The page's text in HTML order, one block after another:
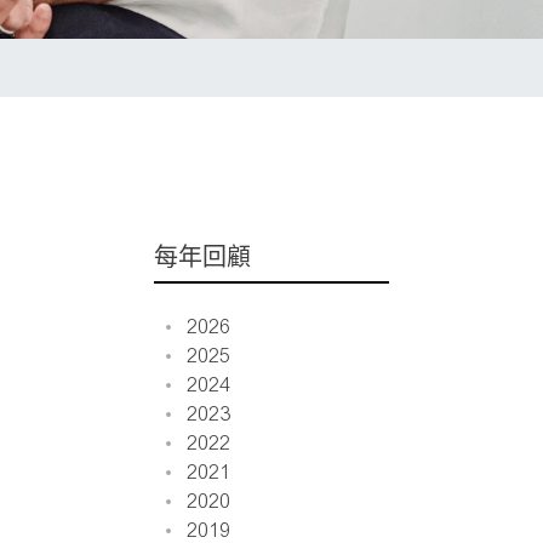
每年回顧
2026
2025
2024
2023
2022
2021
2020
2019